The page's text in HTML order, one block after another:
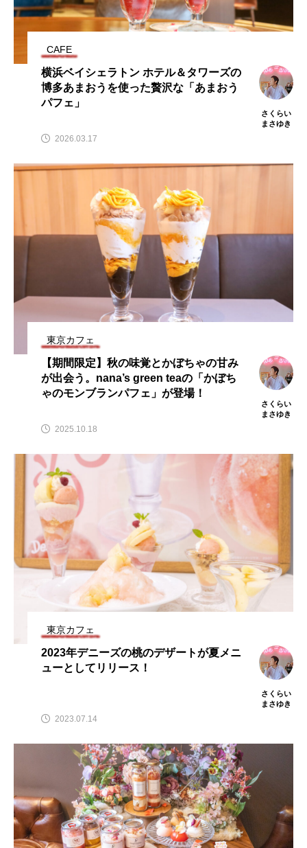
CAFE
横浜ベイシェラトン ホテル＆タワーズの
博多あまおうを使った贅沢な「あまおう
パフェ」
さくらい
まさゆき
2026.03.17
東京カフェ
【期間限定】秋の味覚とかぼちゃの甘み
が出会う。nana’s green teaの「かぼち
ゃのモンブランパフェ」が登場！
さくらい
まさゆき
2025.10.18
東京カフェ
2023年デニーズの桃のデザートが夏メニ
ューとしてリリース！
さくらい
まさゆき
2023.07.14